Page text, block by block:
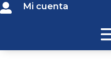
 Mi cuenta